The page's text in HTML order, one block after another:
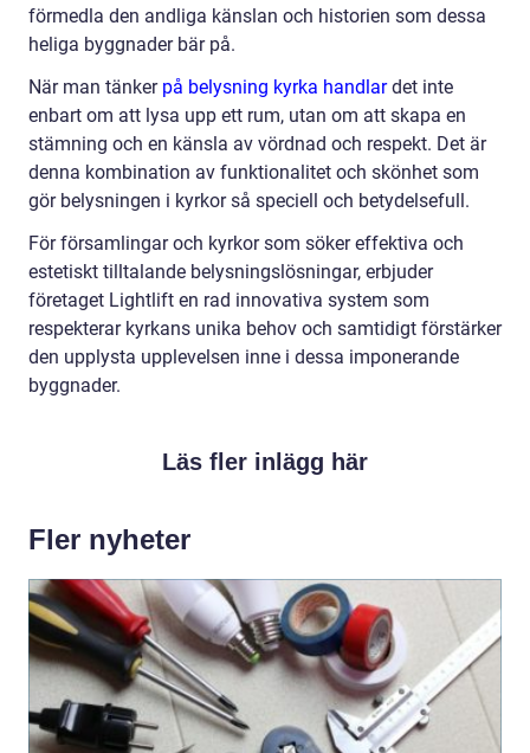
förmedla den andliga känslan och historien som dessa
heliga byggnader bär på.
När man tänker på belysning kyrka handlardet inte
enbart om att lysa upp ett rum, utan om att skapa en
stämning och en känsla av vördnad och respekt. Det är
denna kombination av funktionalitet och skönhet som
gör belysningen i kyrkor så speciell och betydelsefull.
För församlingar och kyrkor som söker effektiva och
estetiskt tilltalande belysningslösningar, erbjuder
företaget Lightlift en rad innovativa system som
respekterar kyrkans unika behov och samtidigt förstärker
den upplysta upplevelsen inne i dessa imponerande
byggnader.
Läs fler inlägg här
Fler nyheter